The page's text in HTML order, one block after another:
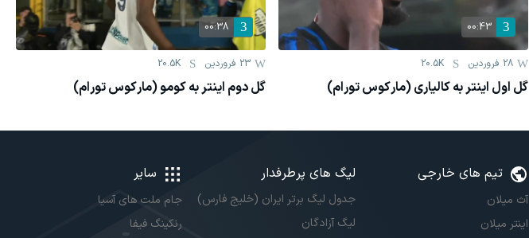
00:43
28 فروردين 20.5K
گل اول اینتر به کالیاری (مارکوس تورام)
00:38
23 فروردين 20.5K
گل دوم اینتر به کومو (مارکوس تورام)
تیم های خارجی
آث میلان
اینتر میلان
لیگ های پرطرفدار
جدول لیگ برتر ایران (خلیج فارس)
لیگ آزادگان
سایر
جام ملت های آسیا
رنکینگ فیفا